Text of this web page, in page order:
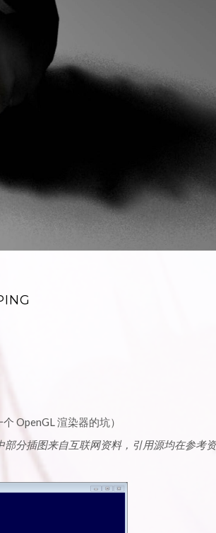
OpenGL 渲染器的坑）
分插图来自互联网资料，引用源均在参考资